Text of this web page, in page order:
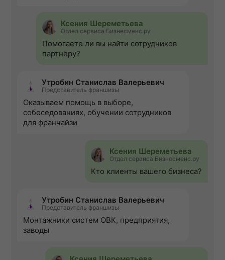
Ксения Шереметьева
Отдел сервиса Бизнесменс.ру
Помогаете ли вы найти сотрудников
партнёру?
Утробин Станислав Валерьевич
Представитель франшизы
Оказываем помощь в выборе,
собеседованиях, обучении сотрудников
для франчайзи
Ксения Шереметьева
Отдел сервиса Бизнесменс.ру
Кто клиенты вашего бизнеса?
Утробин Станислав Валерьевич
Представитель франшизы
Монтажники систем ОВК, предприятия,
заводы